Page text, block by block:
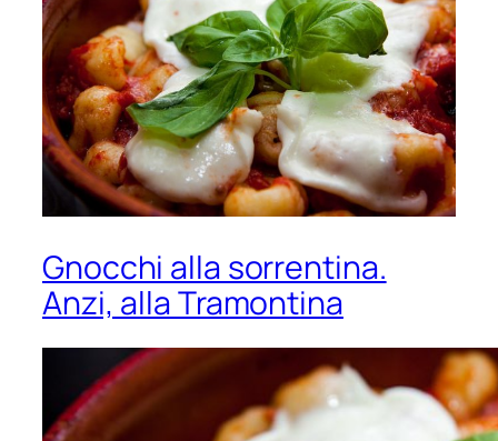
Gnocchi alla sorrentina.
Anzi, alla Tramontina